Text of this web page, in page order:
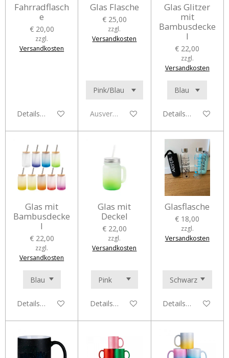
Fahrradflasch
e
€ 20,00
zzgl.
Versandkosten
Details anzeigen
Glas Flasche
€ 25,00
zzgl.
Versandkosten
Ausverkauft
Glas Glitzer
mit
Bambusdecke
l
€ 22,00
zzgl.
Versandkosten
Details anzeigen
Glas mit
Bambusdecke
l
€ 22,00
zzgl.
Versandkosten
Details anzeigen
Glas mit
Deckel
€ 22,00
zzgl.
Versandkosten
Details anzeigen
Glasflasche
€ 18,00
zzgl.
Versandkosten
Details anzeigen